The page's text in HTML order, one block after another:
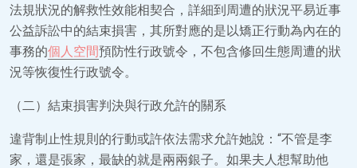
法規狀況的解救性效能相契合，詳細到周遭的狀況平易近事
公益訴訟中的結束損害，其所對應的是以矯正行動為內在的
事務的個人空間預防性行政號令，不包含修回生態周遭的狀
況等恢復性行政號令。
（二）結束損害判決與行政允許的關系
違背制止性規則的行動或許依法需求允許她說：“不管是李
家，還是張家，最缺的就是兩兩銀子。如果夫人想幫助他